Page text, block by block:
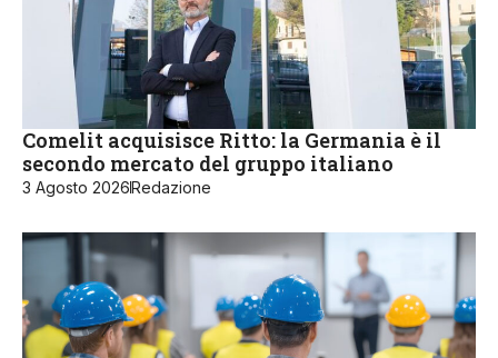
Comelit acquisisce Ritto: la Germania è il
secondo mercato del gruppo italiano
3 Agosto 2026Redazione